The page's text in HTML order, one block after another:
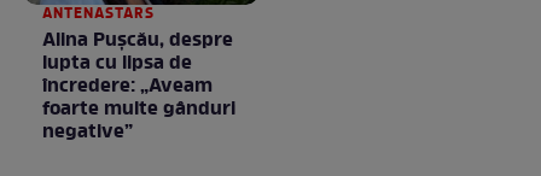
ANTENASTARS
Alina Pușcău, despre
lupta cu lipsa de
încredere: „Aveam
foarte multe gânduri
negative”